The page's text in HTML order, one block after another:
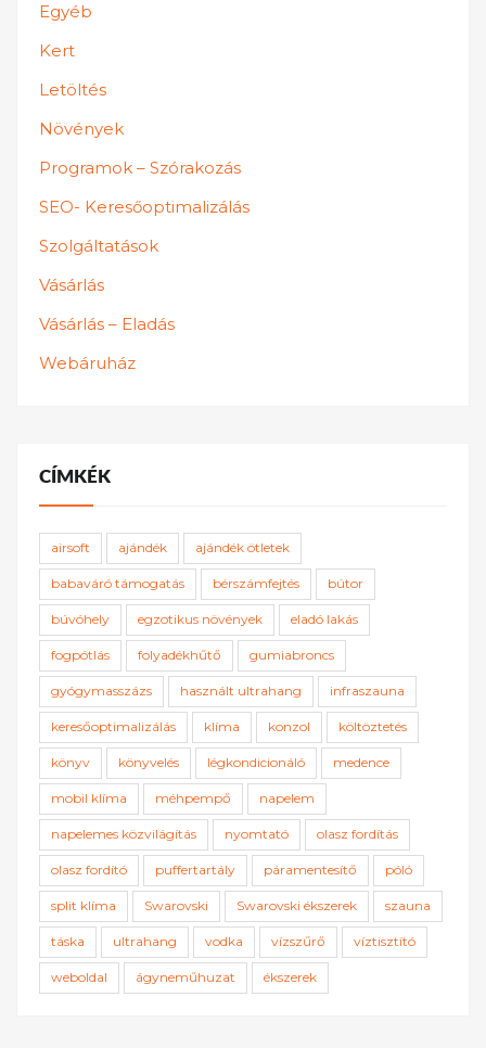
Egyéb
Kert
Letöltés
Növények
Programok – Szórakozás
SEO- Keresőoptimalizálás
Szolgáltatások
Vásárlás
Vásárlás – Eladás
Webáruház
CÍMKÉK
airsoft ajándék ajándék ötletek
babaváró támogatás bérszámfejtés bútor
búvóhely egzotikus növények eladó lakás
fogpótlás folyadékhűtő gumiabroncs
gyógymasszázs használt ultrahang infraszauna
keresőoptimalizálás klíma konzol költöztetés
könyv könyvelés légkondicionáló medence
mobil klíma méhpempő napelem
napelemes közvilágítás nyomtató olasz fordítás
olasz fordító puffertartály páramentesítő póló
split klíma Swarovski Swarovski ékszerek szauna
táska ultrahang vodka vízszűrő víztisztító
weboldal ágyneműhuzat ékszerek